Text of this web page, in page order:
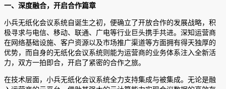
一、深度融合，开启合作篇章
小兵无纸化会议系统自诞生之初，便确立了开放合作的发展战略，积
极寻求与电信、移动、联通、广电等行业巨头携手共进。深知运营商
在网络基础设施、客户资源以及市场推广渠道等方面拥有得天独厚的
优势，而自身的无纸化会议系统则能为运营商的业务体系注入全新活
力，双方一拍即合，开启了紧密的合作之旅。
在技术层面，小兵无纸化会议系统全力支持集成与被集成。无论是融